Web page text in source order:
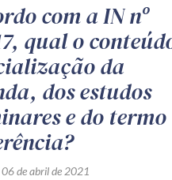
com a IN nº
qual o
da
dos estudos
e do termo
de abril de 2021